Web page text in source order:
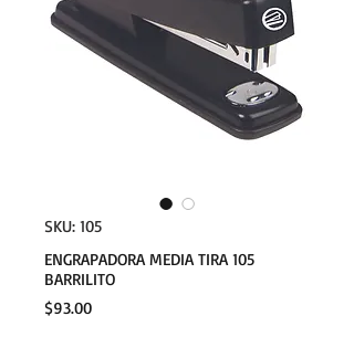
SKU: 105
ENGRAPADORA MEDIA TIRA 105
BARRILITO
$93.00Precio